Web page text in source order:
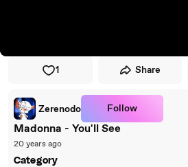
1 Share
Zerenodo Follow
Madonna - You'll See
20 years ago
Category